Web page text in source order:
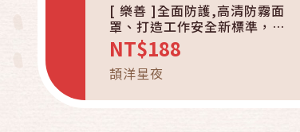
[ 樂善 ]全面防護,高清防霧面
罩、打造工作安全新標準，
一罩到位！黑色
NT$188
頡洋星夜